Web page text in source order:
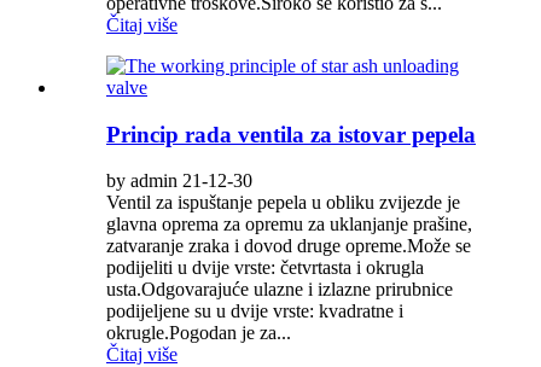
Čitaj više
Princip rada ventila za istovar pepela
by admin 21-12-30
Ventil za ispuštanje pepela u obliku zvijezde je
glavna oprema za opremu za uklanjanje prašine,
zatvaranje zraka i dovod druge opreme.Može se
podijeliti u dvije vrste: četvrtasta i okrugla
usta.Odgovarajuće ulazne i izlazne prirubnice
podijeljene su u dvije vrste: kvadratne i
okrugle.Pogodan je za...
Čitaj više